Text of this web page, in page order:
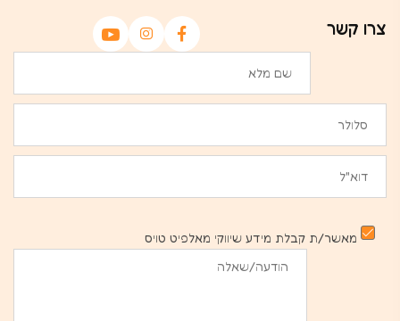
צרו קשר
מאשר/ת קבלת מידע שיווקי מאלפיט טויס